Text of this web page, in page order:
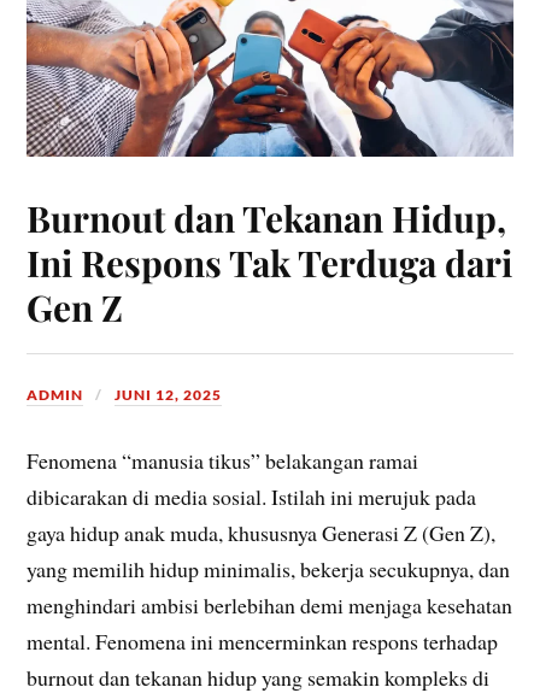
Burnout dan Tekanan Hidup,
Ini Respons Tak Terduga dari
Gen Z
ADMIN JUNI 12, 2025
Fenomena “manusia tikus” belakangan ramai
dibicarakan di media sosial. Istilah ini merujuk pada
gaya hidup anak muda, khususnya Generasi Z (Gen Z),
yang memilih hidup minimalis, bekerja secukupnya, dan
menghindari ambisi berlebihan demi menjaga kesehatan
mental. Fenomena ini mencerminkan respons terhadap
burnout dan tekanan hidup yang semakin kompleks di